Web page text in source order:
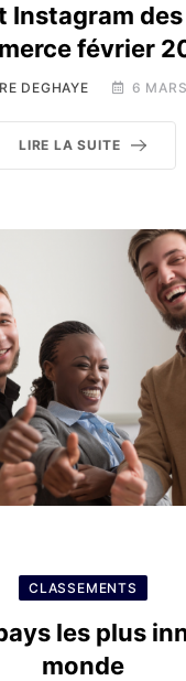
Instagram
février
DEGHAYE 6
LIRE LA SUITE
CLASSEMENTS
les plus
monde